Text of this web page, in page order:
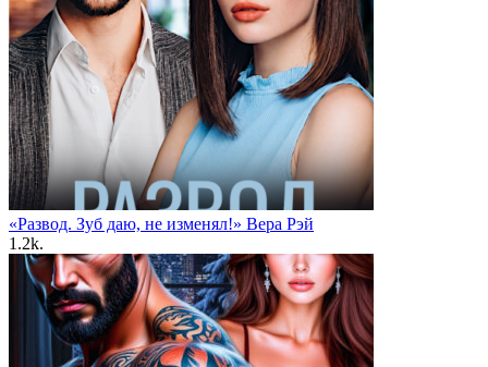
«Развод. Зуб даю, не изменял!» Вера Рэй
1.2k.